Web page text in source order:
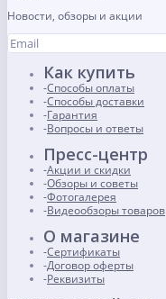
Новости, обзоры и акции
Как купить
Способы оплаты
Способы доставки
Гарантия
Вопросы и ответы
Пресс-центр
Акции и скидки
Обзоры и советы
Фотогалерея
Видеообзоры товаров
О магазине
Сертификаты
Договор оферты
Реквизиты